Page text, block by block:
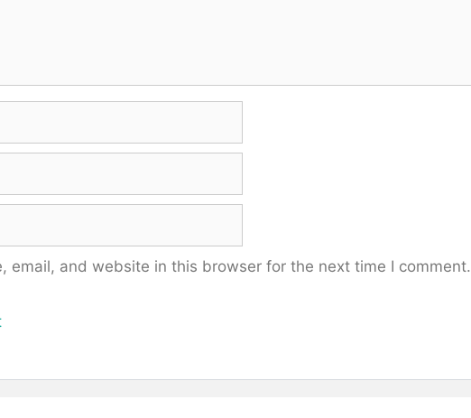
email, and website in this browser for the next time I comment.